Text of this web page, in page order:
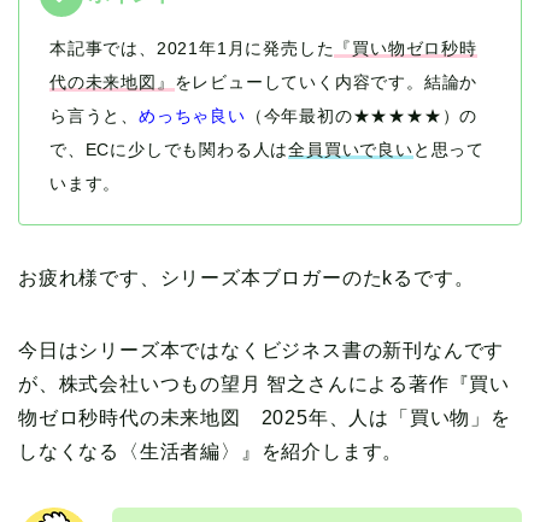
本記事では、2021年1月に発売した 『買い物ゼロ秒時
代の未来地図』 をレビューしていく内容です。 結論か
ら言うと、 めっちゃ良い （今年最初の★★★★★）の
で、ECに少しでも関わる人は全員買いで良いと思って
います。
お疲れ様です、シリーズ本ブロガーのたkるです。
今日はシリーズ本ではなくビジネス書の新刊なんです
が、株式会社いつもの望月 智之さんによる著作『買い
物ゼロ秒時代の未来地図 2025年、人は「買い物」を
しなくなる〈生活者編〉』を紹介します。